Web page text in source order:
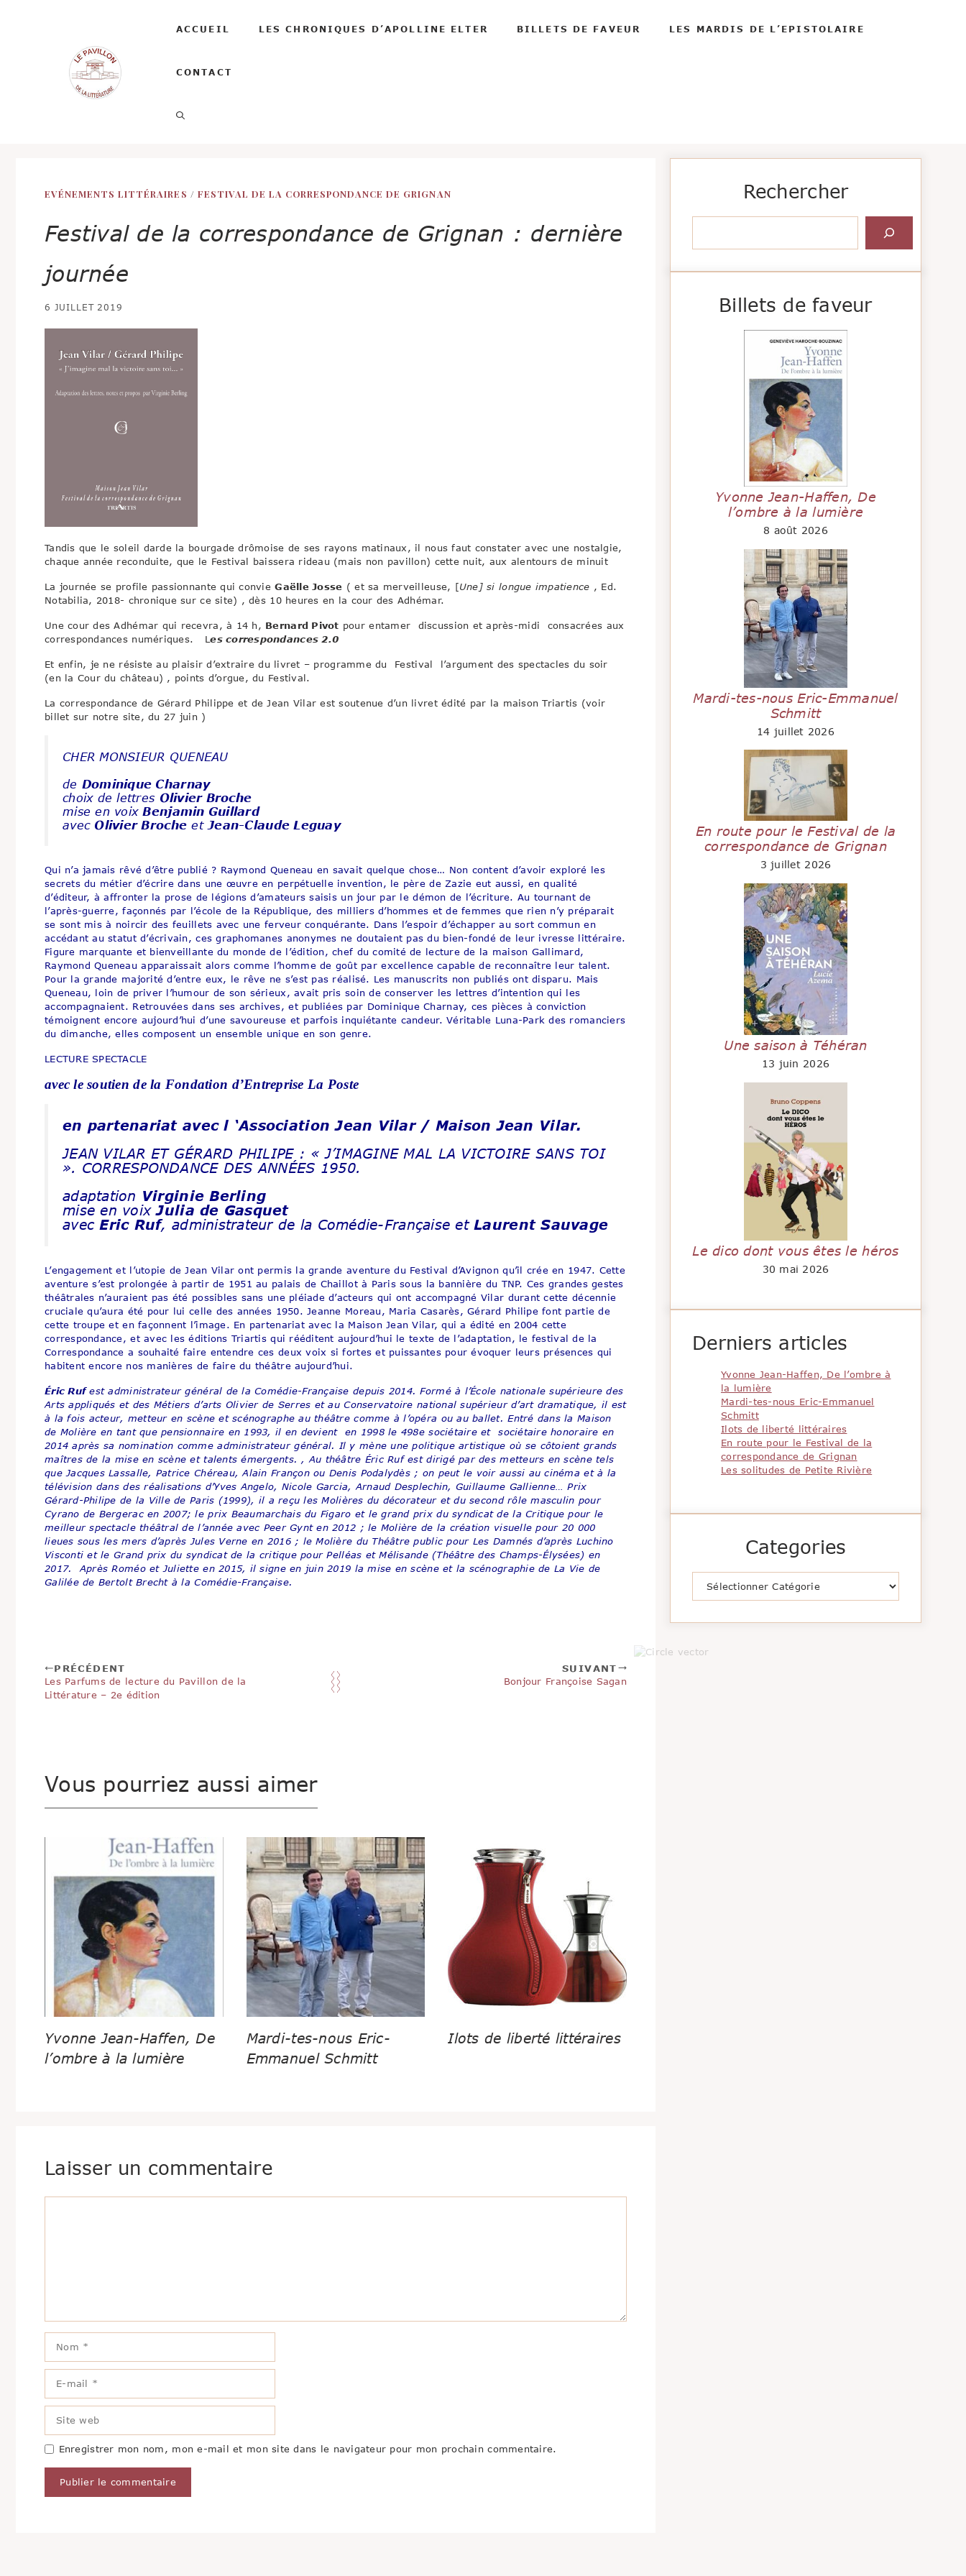
ACCUEIL LES CHRONIQUES D’APOLLINE ELTER BILLETS DE FAVEUR LES MARDIS DE L’EPISTOLAIRE
CONTACT
EVÉNEMENTS LITTÉRAIRES / FESTIVAL DE LA CORRESPONDANCE DE GRIGNAN
Festival de la correspondance de Grignan : dernière
journée
6 JUILLET 2019
Tandis que le soleil darde la bourgade drômoise de ses rayons matinaux, il nous faut constater avec une nostalgie,
chaque année reconduite, que le Festival baissera rideau (mais non pavillon) cette nuit, aux alentours de minuit
La journée se profile passionnante qui convieGaëlle Josse ( et sa merveilleuse, [Une] si longue impatience , Ed.
Notabilia, 2018- chronique sur ce site) , dès 10 heures en la cour des Adhémar.
Une cour des Adhémar qui recevra, à 14 h, Bernard Pivot pour entamer discussion et après-midi consacrées aux
correspondances numériques. Les correspondances 2.0
Et enfin, je ne résiste au plaisir d’extraire du livret – programme du Festival l’argument des spectacles du soir
(en la Cour du château) , points d’orgue, du Festival.
La correspondance de Gérard Philippe et de Jean Vilar est soutenue d’un livret édité par la maison Triartis (voir
billet sur notre site, du 27 juin )
CHER MONSIEUR QUENEAU
de Dominique Charnay
choix de lettres Olivier Broche
mise en voixBenjamin Guillard
avec Olivier Broche et Jean-Claude Leguay
Qui n’a jamais rêvé d’être publié ? Raymond Queneau en savait quelque chose… Non content d’avoir exploré les
secrets du métier d’écrire dans une œuvre en perpétuelle invention, le père de Zazie eut aussi, en qualité
d’éditeur, à affronter la prose de légions d’amateurs saisis un jour par le démon de l’écriture. Au tournant de
l’après-guerre, façonnés par l’école de la République, des milliers d’hommes et de femmes que rien n’y préparait
se sont mis à noircir des feuillets avec une ferveur conquérante. Dans l’espoir d’échapper au sort commun en
accédant au statut d’écrivain, ces graphomanes anonymes ne doutaient pas du bien-fondé de leur ivresse littéraire.
Figure marquante et bienveillante du monde de l’édition, chef du comité de lecture de la maison Gallimard,
Raymond Queneau apparaissait alors comme l’homme de goût par excellence capable de reconnaître leur talent.
Pour la grande majorité d’entre eux, le rêve ne s’est pas réalisé. Les manuscrits non publiés ont disparu. Mais
Queneau, loin de priver l’humour de son sérieux, avait pris soin de conserver les lettres d’intention qui les
accompagnaient. Retrouvées dans ses archives, et publiées par Dominique Charnay, ces pièces à conviction
témoignent encore aujourd’hui d’une savoureuse et parfois inquiétante candeur. Véritable Luna-Park des romanciers
du dimanche, elles composent un ensemble unique en son genre.
LECTURE SPECTACLE
avec le soutien de la Fondation d’Entreprise La Poste
en partenariat avec l ‘Association Jean Vilar / Maison Jean Vilar.
JEAN VILAR ET GÉRARD PHILIPE : « J’IMAGINE MAL LA VICTOIRE SANS TOI
». CORRESPONDANCE DES ANNÉES 1950.
adaptation Virginie Berling
mise en voixJulia de Gasquet
avecEric Ruf, administrateur de la Comédie-Française etLaurent Sauvage
L’engagement et l’utopie de Jean Vilar ont permis la grande aventure du Festival d’Avignon qu’il crée en 1947. Cette
aventure s’est prolongée à partir de 1951 au palais de Chaillot à Paris sous la bannière du TNP. Ces grandes gestes
théâtrales n’auraient pas été possibles sans une pléiade d’acteurs qui ont accompagné Vilar durant cette décennie
cruciale qu’aura été pour lui celle des années 1950. Jeanne Moreau, Maria Casarès, Gérard Philipe font partie de
cette troupe et en façonnent l’image. En partenariat avec la Maison Jean Vilar, qui a édité en 2004 cette
correspondance, et avec les éditions Triartis qui rééditent aujourd’hui le texte de l’adaptation, le festival de la
Correspondance a souhaité faire entendre ces deux voix si fortes et puissantes pour évoquer leurs présences qui
habitent encore nos manières de faire du théâtre aujourd’hui.
Éric Rufest administrateur général de la Comédie-Française depuis 2014. Formé à l’École nationale supérieure des
Arts appliqués et des Métiers d’arts Olivier de Serres et au Conservatoire national supérieur d’art dramatique, il est
à la fois acteur, metteur en scène et scénographe au théâtre comme à l’opéra ou au ballet. Entré dans la Maison
de Molière en tant que pensionnaire en 1993, il en devient en 1998 le 498e sociétaire et sociétaire honoraire en
2014 après sa nomination comme administrateur général. Il y mène une politique artistique où se côtoient grands
maîtres de la mise en scène et talents émergents. , Au théâtre Éric Ruf est dirigé par des metteurs en scène tels
que Jacques Lassalle, Patrice Chéreau, Alain Françon ou Denis Podalydès ; on peut le voir aussi au cinéma et à la
télévision dans des réalisations d’Yves Angelo, Nicole Garcia, Arnaud Desplechin, Guillaume Gallienne… Prix
Gérard-Philipe de la Ville de Paris (1999), il a reçu les Molières du décorateur et du second rôle masculin pour
Cyrano de Bergerac en 2007; le prix Beaumarchais du Figaro et le grand prix du syndicat de la Critique pour le
meilleur spectacle théâtral de l’année avec Peer Gynt en 2012 ; le Molière de la création visuelle pour 20 000
lieues sous les mers d’après Jules Verne en 2016 ; le Molière du Théâtre public pour Les Damnés d’après Luchino
Visconti et le Grand prix du syndicat de la critique pour Pelléas et Mélisande (Théâtre des Champs-Élysées) en
2017. Après Roméo et Juliette en 2015, il signe en juin 2019 la mise en scène et la scénographie de La Vie de
Galilée de Bertolt Brecht à la Comédie-Française.
PRÉCÉDENT
Les Parfums de lecture du Pavillon de la
Littérature – 2e édition
SUIVANT
Bonjour Françoise Sagan
Vous pourriez aussi aimer
Yvonne Jean-Haffen, De
l’ombre à la lumière
Mardi-tes-nous Eric-
Emmanuel Schmitt
Ilots de liberté littéraires
Laisser un commentaire
mail
web
Enregistrer mon nom, mon e-mail et mon site dans le navigateur pour mon prochain commentaire.
Rechercher
Billets de faveur
Yvonne Jean-Haffen, De
l’ombre à la lumière
8 août 2026
Mardi-tes-nous Eric-Emmanuel
Schmitt
14 juillet 2026
En route pour le Festival de la
correspondance de Grignan
3 juillet 2026
Une saison à Téhéran
13 juin 2026
Le dico dont vous êtes le héros
30 mai 2026
Derniers articles
Yvonne Jean-Haffen, De l’ombre à
la lumière
Mardi-tes-nous Eric-Emmanuel
Schmitt
Ilots de liberté littéraires
En route pour le Festival de la
correspondance de Grignan
Les solitudes de Petite Rivière
Categories